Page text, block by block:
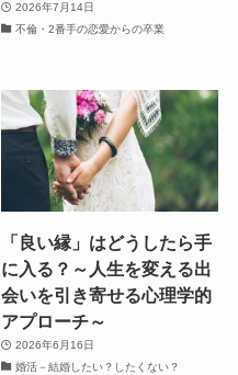
2026年7月14日
不倫・2番手の恋愛からの卒業
「良い縁」はどうしたら手
に入る？～人生を変える出
会いを引き寄せる心理学的
アプローチ～
2026年6月16日
婚活－結婚したい？したくない？